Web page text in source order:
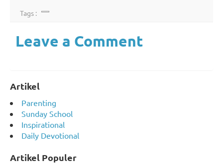
Tags :
Leave a Comment
Artikel
Parenting
Sunday School
Inspirational
Daily Devotional
Artikel Populer